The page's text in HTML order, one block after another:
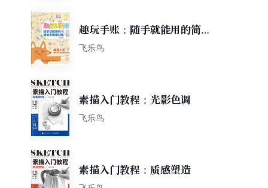
趣玩手账：随手就能用的简笔
手账素材集
飞乐鸟
素描入门教程：光影色调
飞乐鸟
素描入门教程：质感塑造